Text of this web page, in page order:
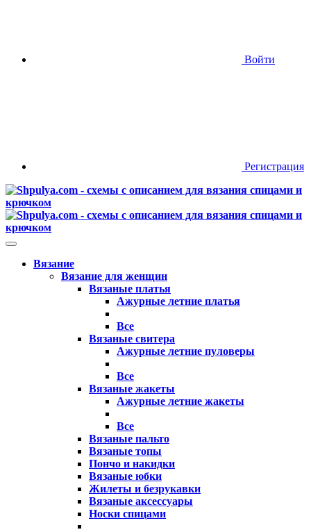
Войти
Регистрация
Вязание
Вязание для женщин
Вязаные платья
Ажурные летние платья
Все
Вязаные свитера
Ажурные летние пуловеры
Все
Вязаные жакеты
Ажурные летние жакеты
Все
Вязаные пальто
Вязаные топы
Пончо и накидки
Вязаные юбки
Жилеты и безрукавки
Вязаные аксессуары
Носки спицами